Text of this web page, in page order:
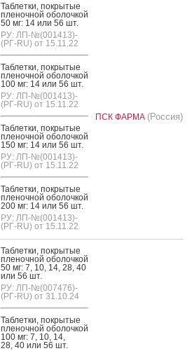
Таб­летки, пок­ры­тые
пле­ноч­ной обо­лоч­кой
50 мг: 14 или 56 шт.
РУ: ЛП-№(001413)-
(РГ-RU) от 15.11.22
Таб­летки, пок­ры­тые
пле­ноч­ной обо­лоч­кой
100 мг: 14 или 56 шт.
РУ: ЛП-№(001413)-
(РГ-RU) от 15.11.22
Таб­летки, пок­ры­тые
пле­ноч­ной обо­лоч­кой
150 мг: 14 или 56 шт.
РУ: ЛП-№(001413)-
(РГ-RU) от 15.11.22
Таб­летки, пок­ры­тые
пле­ноч­ной обо­лоч­кой
200 мг: 14 или 56 шт.
РУ: ЛП-№(001413)-
(РГ-RU) от 15.11.22
ПСК ФАРМА (Россия)
Таб­летки, пок­ры­тые
пле­ноч­ной обо­лоч­кой
50 мг: 7, 10, 14, 28, 40
или 56 шт.
РУ: ЛП-№(007476)-
(РГ-RU) от 31.10.24
Таб­летки, пок­ры­тые
пле­ноч­ной обо­лоч­кой
100 мг: 7, 10, 14,
28, 40 или 56 шт.